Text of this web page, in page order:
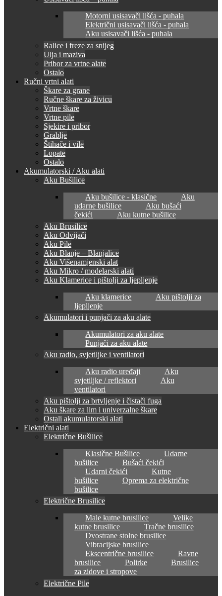
Motorni usisavači lišća - puhala
Električni usisavači lišća - puhala
Aku usisavači lišća - puhala
Ralice i freze za snijeg
Ulja i maziva
Pribor za vrtne alate
Ostalo
Ručni vrtni alati
Škare za grane
Ručne škare za živicu
Vrtne škare
Vrtne pile
Sjekire i pribor
Grablje
Štihače i vile
Lopate
Ostalo
Akumulatorski / Aku alati
Aku Bušilice
Aku bušilice - klasične
Aku
udarne bušilice
Aku bušaći
čekići
Aku kutne bušilice
Aku Brusilice
Aku Odvijači
Aku Pile
Aku Blanje – Blanjalice
Aku Višenamjenski alat
Aku Mikro / modelarski alati
Aku Klamerice i pištolji za ljepljenje
Aku klamerice
Aku pištolji za
ljepljenje
Akumulatori i punjači za aku alate
Akumulatori za aku alate
Punjači za aku alate
Aku radio, svjetiljke i ventilatori
Aku radio uređaji
Aku
svjetiljke / reflektori
Aku
ventilatori
Aku pištolji za brtvljenje i čistači fuga
Aku škare za lim i univerzalne škare
Ostali akumulatorski alati
Električni alati
Električne Bušilice
Klasične Bušilice
Udarne
bušilice
Bušaći čekići
Udarni čekići
Kutne
bušilice
Oprema za električne
bušilice
Električne Brusilice
Male kutne brusilice
Velike
kutne brusilice
Tračne brusilice
Dvostrane stolne brusilice
Vibracijske brusilice
Ekscentrične brusilice
Ravne
brusilice
Polirke
Brusilice
za zidove i stropove
Električne Pile